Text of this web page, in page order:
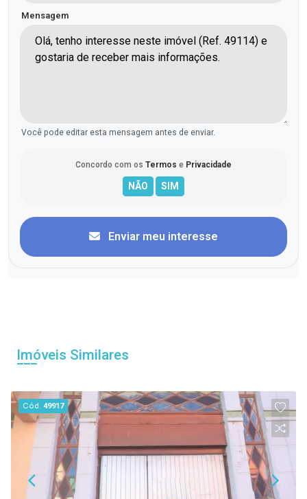
Mensagem
Você pode editar esta mensagem antes de enviar.
Concordo com os Termos e Privacidade
Enviar meu interesse
Imóveis Similares
Cód.49917